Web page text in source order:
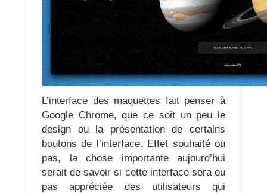
L’interface des maquettes fait penser à
Google Chrome, que ce soit un peu le
design ou la présentation de certains
boutons de l’interface. Effet souhaité ou
pas, la chose importante aujourd’hui
serait de savoir si cette interface sera ou
pas appréciée des utilisateurs qui